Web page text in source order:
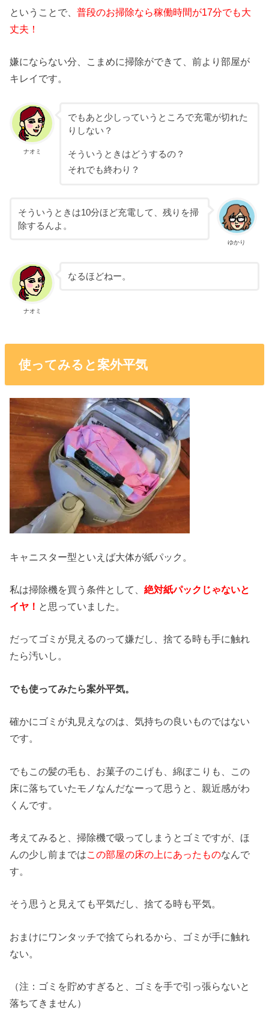
ということで、普段のお掃除なら稼働時間が17分でも大
丈夫！
嫌にならない分、こまめに掃除ができて、前より部屋が
キレイです。
ナオミ
でもあと少しっていうところで充電が切れた
りしない？
そういうときはどうするの？
それでも終わり？
ゆかり
そういうときは10分ほど充電して、残りを掃
除するんよ。
ナオミ
なるほどねー。
使ってみると案外平気
キャニスター型といえば大体が紙パック。
私は掃除機を買う条件として、絶対紙パックじゃないと
イヤ！ と思っていました。
だってゴミが見えるのって嫌だし、捨てる時も手に触れ
たら汚いし。
でも使ってみたら案外平気。
確かにゴミが丸見えなのは、気持ちの良いものではない
です。
でもこの髪の毛も、お菓子のこげも、綿ぼこりも、この
床に落ちていたモノなんだなーって思うと、親近感がわ
くんです。
考えてみると、掃除機で吸ってしまうとゴミですが、ほ
んの少し前まではこの部屋の床の上にあったものなんで
す。
そう思うと見えても平気だし、捨てる時も平気。
おまけにワンタッチで捨てられるから、ゴミが手に触れ
ない。
（注：ゴミを貯めすぎると、ゴミを手で引っ張らないと
落ちてきません）